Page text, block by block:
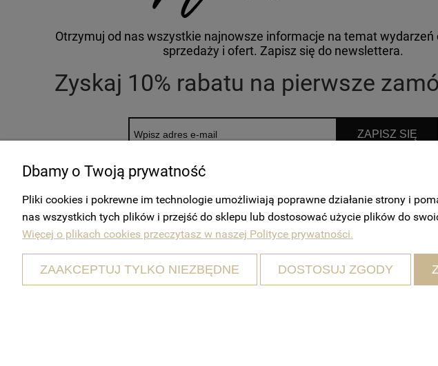
Otrzymuj od nas wszystkie najnowsze informacje na temat wydarzeń
sprzedaży i ofert. Zapisz się do newslettera.
Zyskaj 10% rabatu na pierwsze
ZAPISZ SIĘ
Administratora na wskazany przeze mnie adres e-mail. Zgoda może zostać cofnięta w każdej chwili, więcej
MOJE KONTO
DOSTAWA I PŁATNOŚĆ
Dbamy o Twoją prywatność
Pliki cookies i pokrewne im technologie umożliwiają poprawne działanie strony i
nas wszystkich tych plików i przejść do sklepu lub dostosować użycie plików do
Więcej o plikach cookies przeczytasz w naszej Polityce prywatności.
ZAAKCEPTUJ TYLKO NIEZBĘDNE DOSTOSUJ ZGODY